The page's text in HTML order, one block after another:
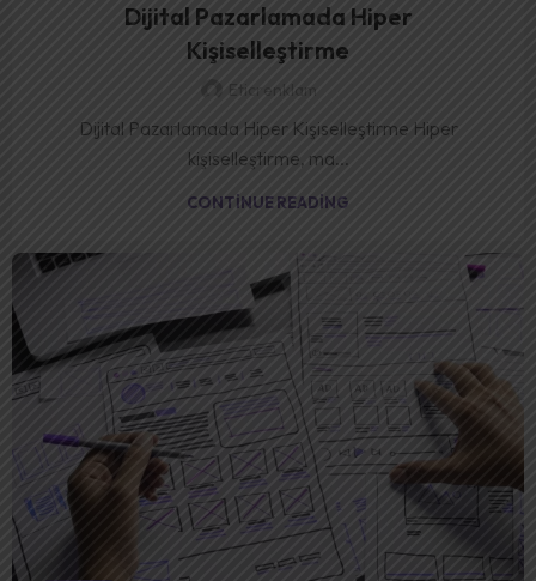
Dijital Pazarlamada Hiper
Kişiselleştirme
Eticrenklam
Dijital Pazarlamada Hiper Kişiselleştirme Hiper
kişiselleştirme, ma...
CONTINUE READING